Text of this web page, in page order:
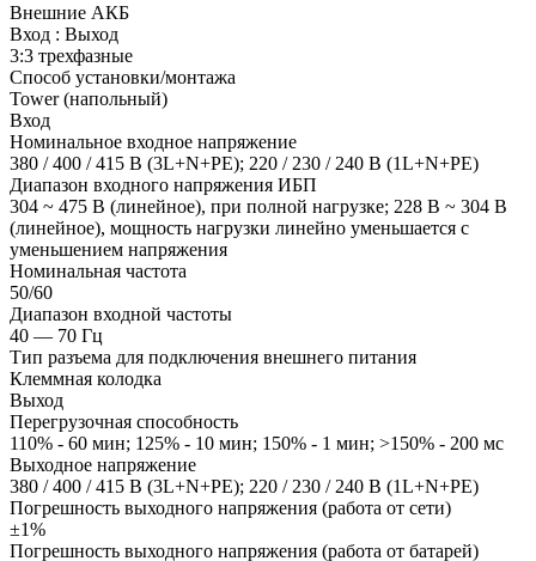
Внешние АКБ
Вход : Выход
3:3 трехфазные
Способ установки/монтажа
Tower (напольный)
Вход
Номинальное входное напряжение
380 / 400 / 415 В (3L+N+PE); 220 / 230 / 240 В (1L+N+PE)
Диапазон входного напряжения ИБП
304 ~ 475 В (линейное), при полной нагрузке; 228 В ~ 304 В
(линейное), мощность нагрузки линейно уменьшается с
уменьшением напряжения
Номинальная частота
50/60
Диапазон входной частоты
40 — 70 Гц
Тип разъема для подключения внешнего питания
Клеммная колодка
Выход
Перегрузочная способность
110% - 60 мин; 125% - 10 мин; 150% - 1 мин; >150% - 200 мс
Выходное напряжение
380 / 400 / 415 В (3L+N+PE); 220 / 230 / 240 В (1L+N+PE)
Погрешность выходного напряжения (работа от сети)
±1%
Погрешность выходного напряжения (работа от батарей)